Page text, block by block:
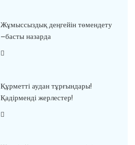
Жұмыссыздық деңгейін төмендету
–басты назарда
Құрметті аудан тұрғындары!
Қадірменді жерлестер!